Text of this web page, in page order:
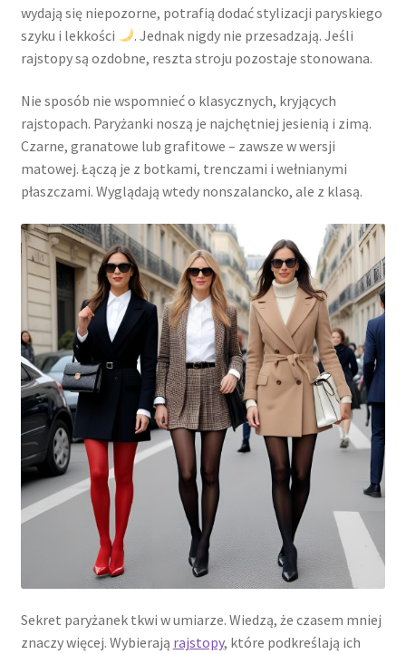
wydają się niepozorne, potrafią dodać stylizacji paryskiego
szyku i lekkości
. Jednak nigdy nie przesadzają. Jeśli
rajstopy są ozdobne, reszta stroju pozostaje stonowana.
Nie sposób nie wspomnieć o klasycznych, kryjących
rajstopach. Paryżanki noszą je najchętniej jesienią i zimą.
Czarne, granatowe lub grafitowe – zawsze w wersji
matowej. Łączą je z botkami, trenczami i wełnianymi
płaszczami. Wyglądają wtedy nonszalancko, ale z klasą.
Sekret paryżanek tkwi w umiarze. Wiedzą, że czasem mniej
znaczy więcej. Wybierają rajstopy, które podkreślają ich